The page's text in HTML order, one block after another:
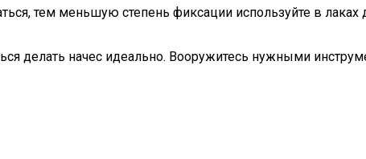
тем меньшую степень фиксации используйте в лаках
делать начес идеально. Вооружитесь нужными